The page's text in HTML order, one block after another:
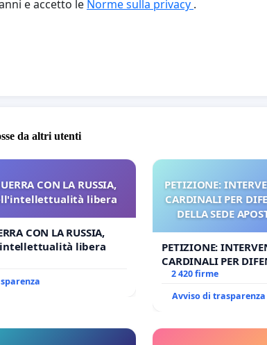
e accetto le Norme sulla privacy .
da altri utenti
CON LA RUSSIA,
libera
CON LA RUSSIA,
libera
PETIZIONE:
CARDINALI PER
DELLA SEDE
PETIZIONE:
CARDINALI PER
DELLA SEDE
2 420 firme
Avviso di trasparenza